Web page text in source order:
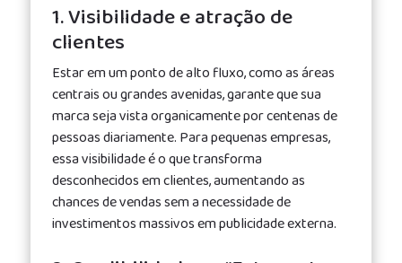
1. Visibilidade e atração de
clientes
Estar em um ponto de alto fluxo, como as áreas
centrais ou grandes avenidas, garante que sua
marca seja vista organicamente por centenas de
pessoas diariamente. Para pequenas empresas,
essa visibilidade é o que transforma
desconhecidos em clientes, aumentando as
chances de vendas sem a necessidade de
investimentos massivos em publicidade externa.